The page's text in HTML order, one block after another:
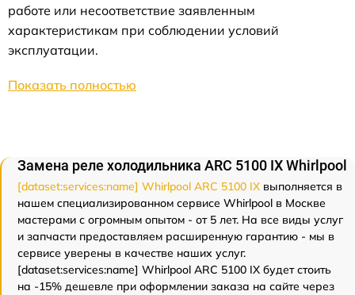
работе или несоответствие заявленным
характеристикам при соблюдении условий
эксплуатации.
Показать полностью
Замена реле холодильника ARC 5100 IX Whirlpool
[dataset:services:name] Whirlpool ARC 5100 IX выполняется в
нашем специализированном сервисе Whirlpool в Москве
мастерами с огромным опытом - от 5 лет. На все виды услуг
и запчасти предоставляем расширенную гарантию - мы в
сервисе уверены в качестве наших услуг.
[dataset:services:name] Whirlpool ARC 5100 IX будет стоить
на -15% дешевле при оформлении заказа на сайте через